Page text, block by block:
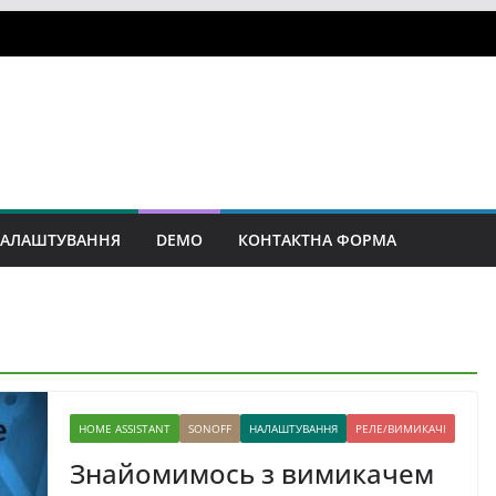
DEMO КОНТАКТНА ФОРМА
HOME ASSISTANT SONOFF НАЛАШТУВАННЯ РЕЛЕ/ВИМИКАЧІ
Знайомимось з вимикачем